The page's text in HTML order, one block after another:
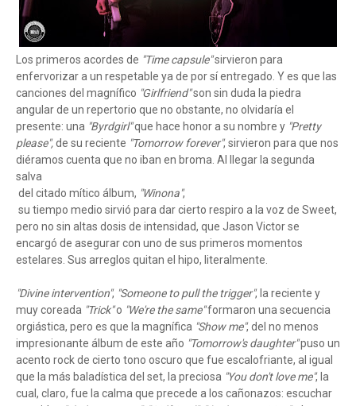
Los primeros acordes de "Time capsule"sirvieron para
enfervorizar a un respetable ya de por sí entregado. Y es que las
canciones del magnífico "Girlfriend"son sin duda la piedra
angular de un repertorio que no obstante, no olvidaría el
presente: una "Byrdgirl"que hace honor a su nombre y "Pretty
please",de su reciente "Tomorrow forever", sirvieron para que nos
diéramos cuenta que no iban en broma. Al llegar la segunda
salva
del citado mítico álbum, "Winona",
su tiempo medio sirvió para dar cierto respiro a la voz de Sweet,
pero no sin altas dosis de intensidad, que Jason Victor se
encargó de asegurar con uno de sus primeros momentos
estelares. Sus arreglos quitan el hipo, literalmente.
"Divine intervention", "Someone to pull the trigger", la reciente y
muy coreada "Trick"o "We're the same"formaron una secuencia
orgiástica, pero es que la magnífica "Show me", del no menos
impresionante álbum de este año "Tomorrow's daughter"puso un
acento rock de cierto tono oscuro que fue escalofriante, al igual
que la más baladística del set, la preciosa "You don't love me", la
cual, claro, fue la calma que precede a los cañonazos: escuchar